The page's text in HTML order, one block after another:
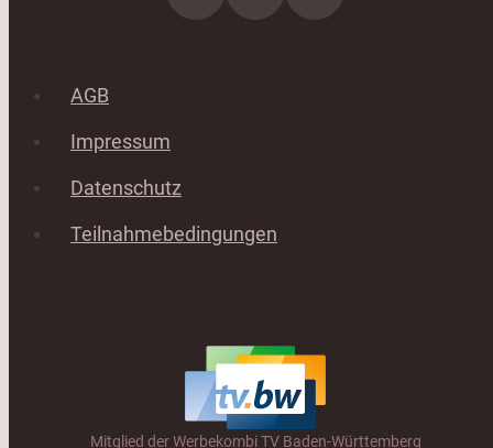
AGB
Impressum
Datenschutz
Teilnahmebedingungen
Mitglied der Werbekombi TV Baden-Württemberg